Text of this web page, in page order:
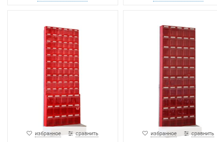
избранное сравнить избранное сравнить